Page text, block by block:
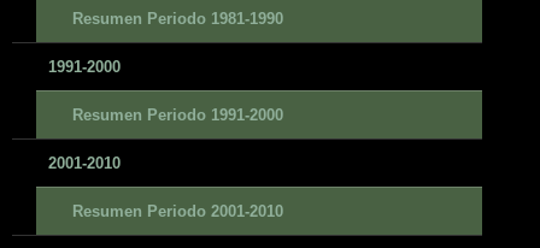
Resumen Periodo 1981-1990
1991-2000
Resumen Periodo 1991-2000
2001-2010
Resumen Periodo 2001-2010